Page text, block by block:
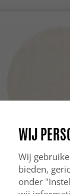
Ronde
WIJ
Wij
bieden,
onder